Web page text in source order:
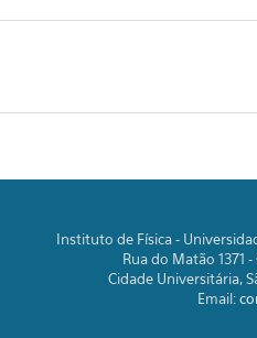
Instituto de Física -
Rua do Matão 1371
Cidade Universitária,
Email: